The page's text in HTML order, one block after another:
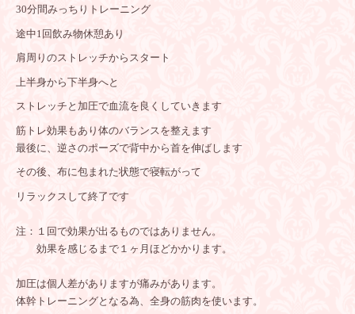
30分間みっちりトレーニング
途中1回飲み物休憩あり
肩周りのストレッチからスタート
上半身から下半身へと
ストレッチと加圧で血流を良くしていきます
筋トレ効果もあり体のバランスを整えます
最後に、逆さのポーズで背中から首を伸ばします
その後、布に包まれた状態で寝転がって
リラックスして終了です
注：１回で効果が出るものではありません。
効果を感じるまで１ヶ月ほどかかります。
加圧は個人差がありますが痛みがあります。
体幹トレーニングとなる為、全身の筋肉を使います。